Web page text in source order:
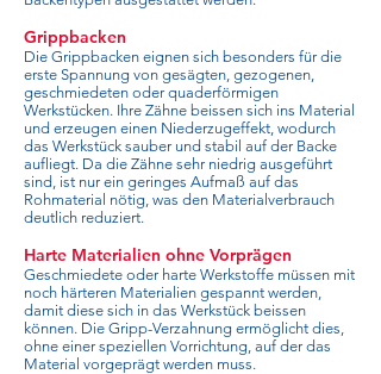
Grippbacken
Die Grippbacken eignen sich besonders für die
erste Spannung von gesägten, gezogenen,
geschmiedeten oder quaderförmigen
Werkstücken. Ihre Zähne beissen sich ins Material
und erzeugen einen Niederzugeffekt, wodurch
das Werkstück sauber und stabil auf der Backe
aufliegt. Da die Zähne sehr niedrig ausgeführt
sind, ist nur ein geringes Aufmaß auf das
Rohmaterial nötig, was den Materialverbrauch
deutlich reduziert.
Harte Materialien ohne Vorprägen
Geschmiedete oder harte Werkstoffe müssen mit
noch härteren Materialien gespannt werden,
damit diese sich in das Werkstück beissen
können. Die Gripp-Verzahnung ermöglicht dies,
ohne einer speziellen Vorrichtung, auf der das
Material vorgeprägt werden muss.